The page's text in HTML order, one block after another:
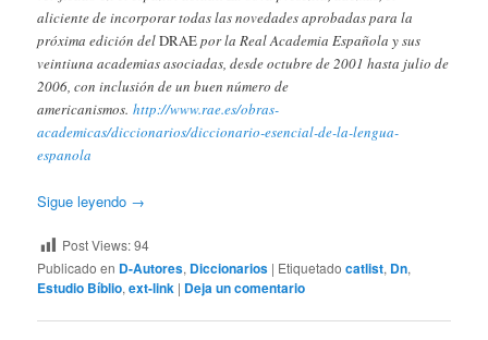
aliciente de incorporar todas las novedades aprobadas para la
próxima edición delDRAEpor la Real Academia Española y sus
veintiuna academias asociadas, desde octubre de 2001 hasta julio de
2006, con inclusión de un buen número de
americanismos.http://www.rae.es/obras-
academicas/diccionarios/diccionario-esencial-de-la-lengua-
espanola
Sigue leyendo →
Post Views:94
Publicado en D-Autores, Diccionarios | Etiquetado catlist, Dn,
Estudio Bíblio,ext-link | Deja un comentario